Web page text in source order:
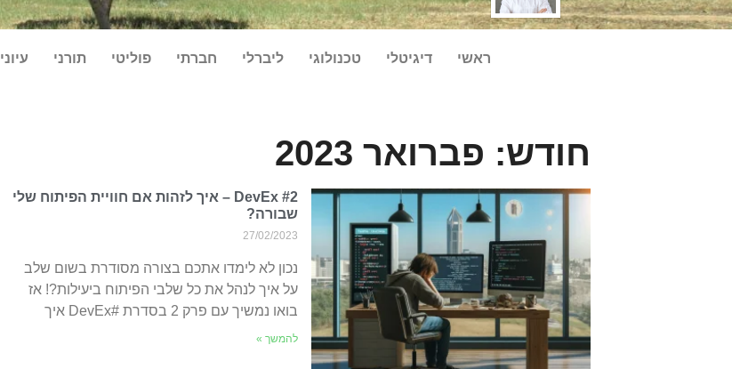
ראשי דיגיטלי טכנולוגי ליברלי חברתי פוליטי תורני עיוני
חודש: פברואר 2023
DevEx #2 – איך לזהות אם חוויית הפיתוח שלי
שבורה?
27/02/2023
נכון לא לימדו אתכם בצורה מסודרת בשום שלב
על איך לנהל את כל שלבי הפיתוח ביעילות?! אז
בואו נמשיך עם פרק 2 בסדרת #DevEx איך
להמשך »